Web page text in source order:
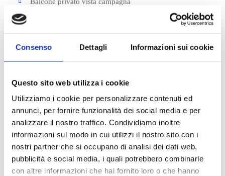
Consenso Dettagli Informazioni sui cookie
Questo sito web utilizza i cookie
Utilizziamo i cookie per personalizzare contenuti ed
annunci, per fornire funzionalità dei social media e per
analizzare il nostro traffico. Condividiamo inoltre
informazioni sul modo in cui utilizzi il nostro sito con i
nostri partner che si occupano di analisi dei dati web,
pubblicità e social media, i quali potrebbero combinarle
con altre informazioni che hai fornito loro o che hanno
Parcheggio gratuito
Percorso Kneipp
Percorso Revitalizzante
Spa Termale con Grotta Termale, Sauna Finlandese,
Biosauna